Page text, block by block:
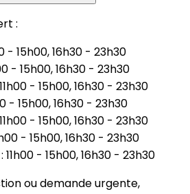
:
- 15h00, 16h30 - 23h30
- 15h00, 16h30 - 23h30
- 15h00, 16h30 - 23h30
- 15h00, 16h30 - 23h30
- 15h00, 16h30 - 23h30
- 15h00, 16h30 - 23h30
- 15h00, 16h30 - 23h30
ou demande urgente,